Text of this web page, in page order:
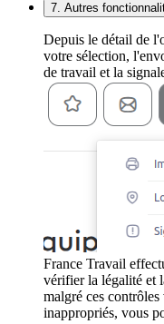
7. Autres
Depuis le détail de
votre sélection,
de travail et la
France Travail
vérifier la légalité et
malgré ces contrôles
inappropriés, vous